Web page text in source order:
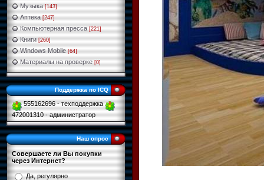
Музыка [143]
Аптека [247]
Компьютерная пресса [221]
Книги [260]
Windows Mobile [64]
Материалы на проверке [0]
Поддержка по ICQ
555162696 - техподдержка
472001310 - администратор
Наш опрос
Совершаете ли Вы покупки
через Интернет?
Да, регулярно